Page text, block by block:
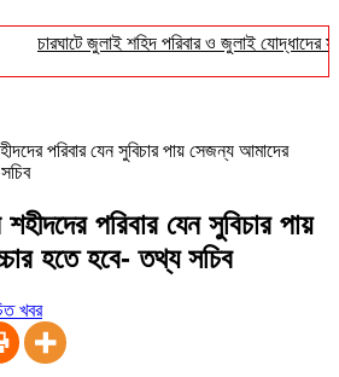
চারঘাটে জুলাই শহিদ পরিবার ও জুলাই যোদ্ধাদের
পরিবার যেন সুবিচার পায় সেজন্য আমাদের
পরিবার যেন সুবিচার পায়
হতে হবে- তথ্য সচিব
খবর